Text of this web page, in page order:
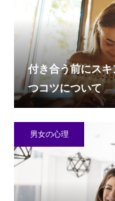
付き合う前にス
つコツについて
男女の心理